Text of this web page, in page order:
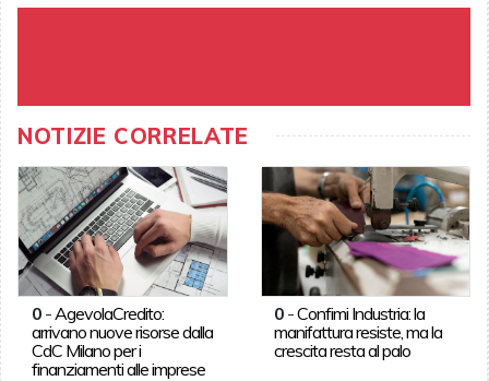
NOTIZIE CORRELATE
0- AgevolaCredito:
arrivano nuove risorse dalla
CdC Milano per i
finanziamenti alle imprese
0 -Confimi Industria: la
manifattura resiste, ma la
crescita resta al palo